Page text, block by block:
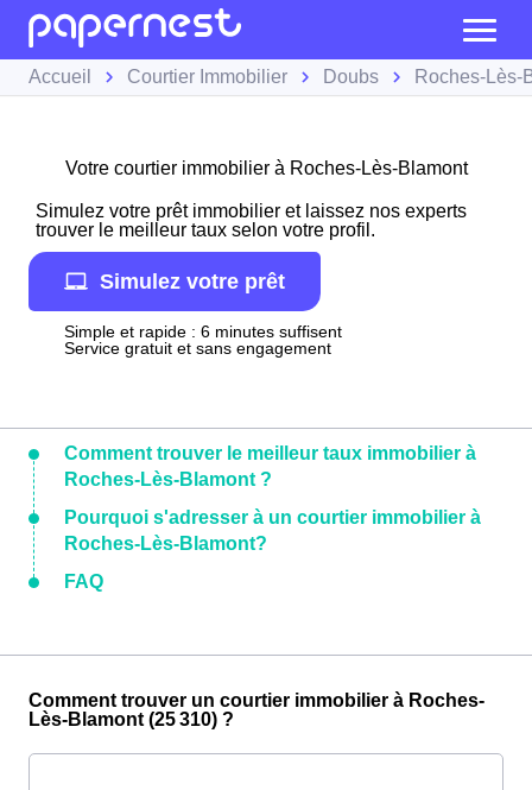
Accueil Courtier Immobilier Doubs Roches-Lès-
Votre courtier immobilier à Roches-Lès-Blamont
Simulez votre prêt immobilier et laissez nos experts
trouver le meilleur taux selon votre profil.
Simulez votre prêt
Simple et rapide : 6 minutes suffisent
Service gratuit et sans engagement
Comment trouver le meilleur taux immobilier à
Roches-Lès-Blamont ?
Pourquoi s'adresser à un courtier immobilier à
Roches-Lès-Blamont?
FAQ
Comment trouver un courtier immobilier à Roches-
Lès-Blamont (25 310) ?